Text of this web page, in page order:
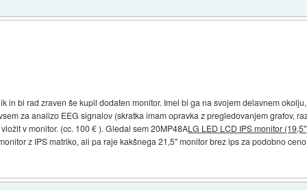
in bi rad zraven še kupil dodaten monitor. Imel bi ga na svojem delavnem
za analizo EEG signalov (skratka imam opravka z pregledovanjem grafov,
v monitor. (cc. 100 € ). Gledal sem 20MP48ALG LED LCD IPS monitor
z IPS matriko, ali pa raje kakšnega 21,5" monitor brez ips za podobno